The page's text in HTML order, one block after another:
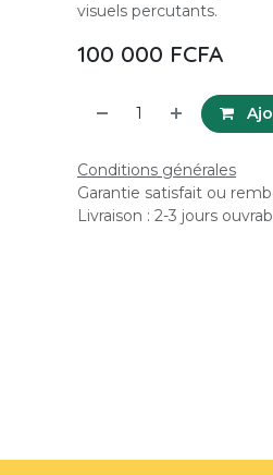
visuels percutants.
100 000 FCFA
Conditions générales
Garantie satisfait ou
Livraison : 2-3 jours